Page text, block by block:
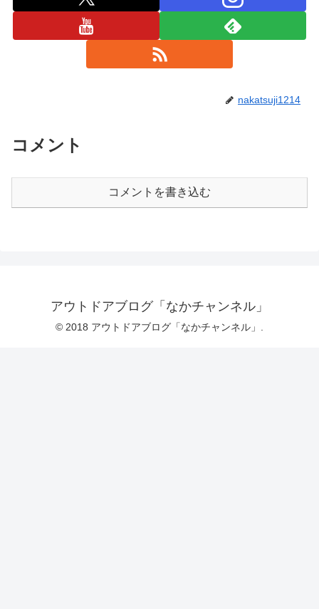
nakatsuji1214
コメント
コメントを書き込む
アウトドアブログ「なかチャンネル」
© 2018 アウトドアブログ「なかチャンネル」.